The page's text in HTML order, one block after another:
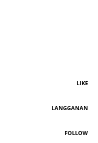
LIKE
LANGGANAN
FOLLOW